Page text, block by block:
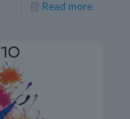
Read more